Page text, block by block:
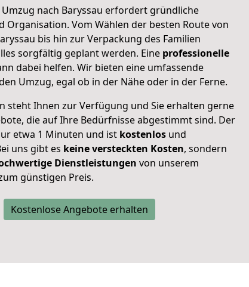
nach Baryssau erfordert gründliche
Organisation. Vom Wählen der besten Route von
bis hin zur Verpackung des Familien
sorgfältig geplant werden. Eine professionelle
dabei helfen. Wir bieten eine umfassende
Umzug, egal ob in der Nähe oder in der Ferne.
steht Ihnen zur Verfügung und Sie erhalten gerne
die auf Ihre Bedürfnisse abgestimmt sind. Der
etwa 1 Minuten und ist kostenlos und
uns gibt es keine versteckten Kosten, sondern
Dienstleistungen von unserem
günstigen Preis.
Kostenlose Angebote erhalten